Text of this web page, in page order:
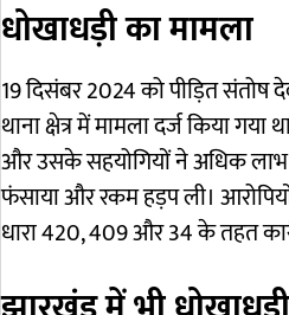
धोखाधड़ी का मामला
19 दिसंबर 2024 को पीड़ित संतोष
थाना क्षेत्र में मामला दर्ज किया गया
और उसके सहयोगियों ने अधिक
फंसाया और रकम हड़प ली।
धारा 420, 409 और 34 के तहत